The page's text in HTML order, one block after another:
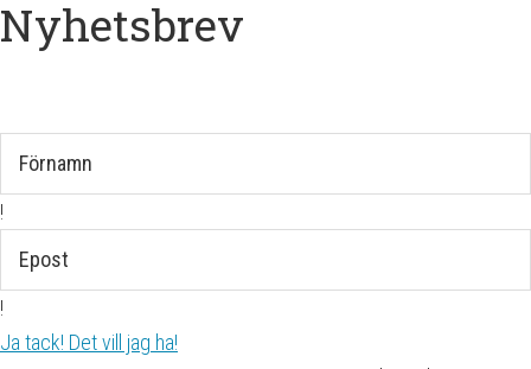
Nyhetsbrev
!
!
Ja tack! Det vill jag ha!